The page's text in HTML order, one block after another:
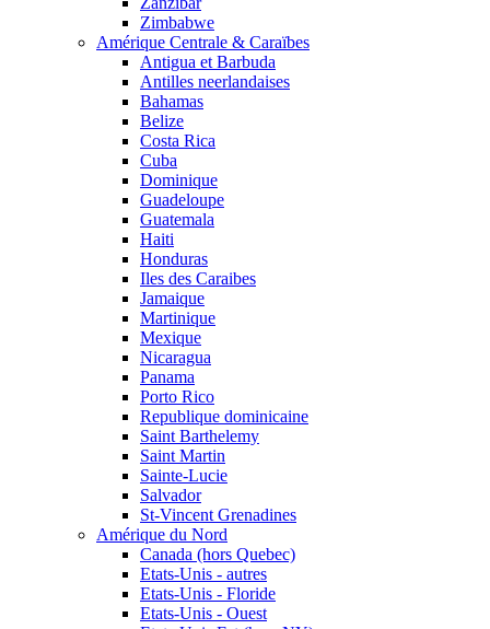
Zimbabwe
Amérique Centrale & Caraïbes
Antigua et Barbuda
Antilles neerlandaises
Bahamas
Belize
Costa Rica
Cuba
Dominique
Guadeloupe
Guatemala
Haiti
Honduras
Iles des Caraibes
Jamaique
Martinique
Mexique
Nicaragua
Panama
Porto Rico
Republique dominicaine
Saint Barthelemy
Saint Martin
Sainte-Lucie
Salvador
St-Vincent Grenadines
Amérique du Nord
Canada (hors Quebec)
Etats-Unis - autres
Etats-Unis - Floride
Etats-Unis - Ouest